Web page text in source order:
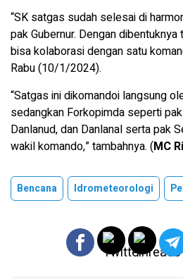
“SK satgas sudah selesai di
pak Gubernur. Dengan dibentuknya
bisa kolaborasi dengan satu
Rabu (10/1/2024).
“Satgas ini dikomandoi langsung
sedangkan Forkopimda seperti
Danlanud, dan Danlanal serta pak
wakil komando,” tambahnya. (MC
Bencana Idrometeorologi